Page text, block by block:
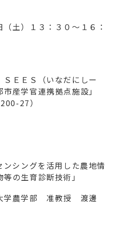
土）１３：３０～１６：
ＥＥＳ（いなだにしー
産学官連携拠点施設」
27）
シングを活用した農地情
の生育診断技術」
農学部 准教授 渡邊